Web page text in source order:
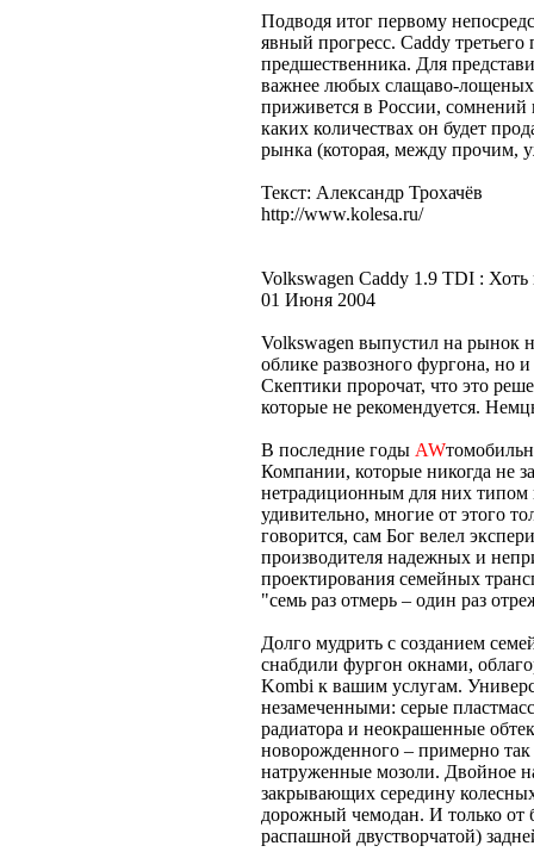
Подводя итог первому
явный прогресс. Caddy
предшественника. Для
важнее любых слащаво-
приживется в России, сомнений
каких количествах он будет
рынка (которая, между прочим,
Текст: Александр Трохачёв
http://www.kolesa.ru/
Volkswagen Caddy 1.9 ТDI : Хоть
01 Июня 2004
Volkswagen выпустил на рынок
облике развозного фургона, но
Скептики пророчат, что это
которые не рекомендуется.
В последние годы AW
Компании, которые никогда не
нетрадиционным для них типом
удивительно, многие от этого
говорится, сам Бог велел
производителя надежных и
проектирования семейных
"семь раз отмерь – один раз
Долго мудрить с созданием
снабдили фургон окнами,
Kombi к вашим услугам.
незамеченными: серые
радиатора и неокрашенные
новорожденного – примерно так
натруженные мозоли. Двойное
закрывающих середину
дорожный чемодан. И только от
распашной двустворчатой)